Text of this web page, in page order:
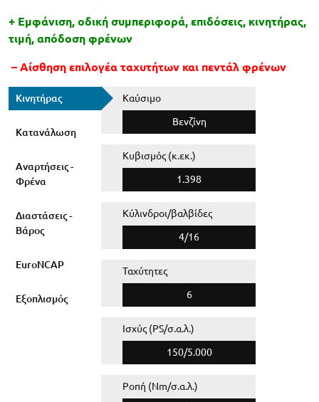
+ Εμφάνιση, οδική συμπεριφορά, επιδόσεις, κινητήρας,
τιμή, απόδοση φρένων
– Αίσθηση επιλογέα ταχυτήτων και πεντάλ φρένων
Κινητήρας
Κατανάλωση
Αναρτήσεις -
Φρένα
Διαστάσεις -
Βάρος
EuroNCAP
Εξοπλισμός
Καύσιμο
Βενζίνη
Κυβισμός (κ.εκ.)
1.398
Κύλινδροι/βαλβίδες
4/16
Ταχύτητες
6
Ισχύς (PS/σ.α.λ.)
150/5.000
Ροπή (Nm/σ.α.λ.)